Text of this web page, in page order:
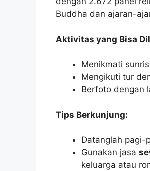
Buddha dan ajaran-
Aktivitas yang Bisa
Menikmati
Mengikuti tur
Berfoto dengan
Tips Berkunjung:
Datanglah pagi-
Gunakan jasa
keluarga atau